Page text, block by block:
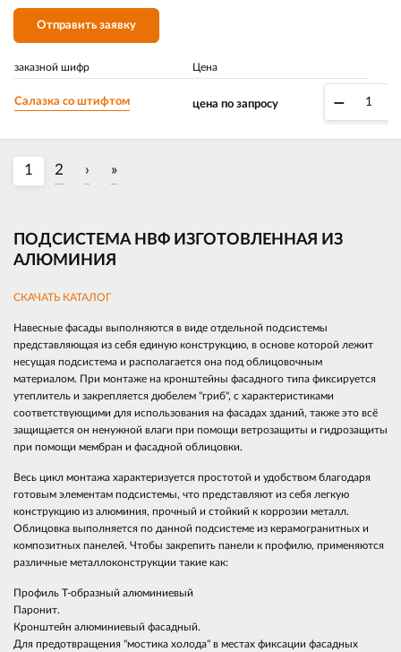
Отправить заявку
заказной шифр Цена
Салазка со штифтом цена по запросу –
1 2 › »
ПОДСИСТЕМА НВФ ИЗГОТОВЛЕННАЯ ИЗ
АЛЮМИНИЯ
СКАЧАТЬ КАТАЛОГ
Навесные фасады выполняются в виде отдельной подсистемы
представляющая из себя единую конструкцию, в основе которой лежит
несущая подсистема и располагается она под облицовочным
материалом. При монтаже на кронштейны фасадного типа фиксируется
утеплитель и закрепляется дюбелем "гриб", с характеристиками
соответствующими для использования на фасадах зданий, также это всё
защищается он ненужной влаги при помощи ветрозащиты и гидрозащиты
при помощи мембран и фасадной облицовки.
Весь цикл монтажа характеризуется простотой и удобством благодаря
готовым элементам подсистемы, что представляют из себя легкую
конструкцию из алюминия, прочный и стойкий к коррозии металл.
Облицовка выполняется по данной подсистеме из керамогранитных и
композитных панелей. Чтобы закрепить панели к профилю, применяются
различные металлоконструкции такие как:
Профиль Т-образный алюминиевый
Паронит.
Кронштейн алюминиевый фасадный.
Для предотвращения "мостика холода" в местах фиксации фасадных